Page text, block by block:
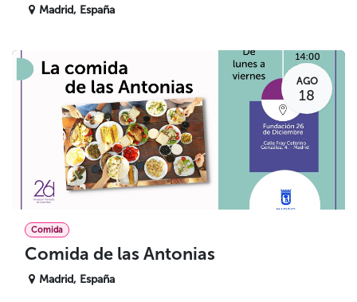
Madrid, España
AGO
18
Comida
Comida de las Antonias
Madrid, España